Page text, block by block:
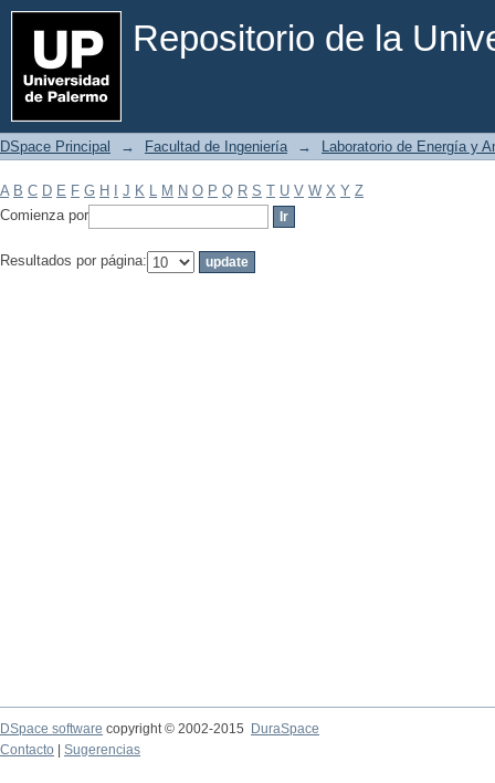
Repositorio de la
Filtrar por: Materia
DSpace Principal → Facultad de Ingeniería → Laboratorio de Energía y
A B C D E F G H J K L M N O P Q R S T U V W X Y Z
Comienza por
Resultados por página:
DSpace software copyright © 2002-2015
DuraSpace
Contacto
Sugerencias